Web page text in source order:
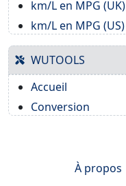
km/L en MPG (UK)
km/L en MPG (US)
WUTOOLS
Accueil
Conversion
À propos